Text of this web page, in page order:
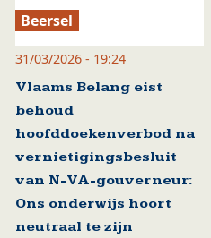
Beersel
31/03/2026 - 19:24
Vlaams Belang eist
behoud
hoofddoekenverbod na
vernietigingsbesluit
van N-VA-gouverneur:
Ons onderwijs hoort
neutraal te zijn